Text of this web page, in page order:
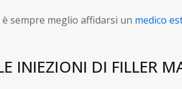
sempre meglio affidarsi un medico
INIEZIONI DI FILLER